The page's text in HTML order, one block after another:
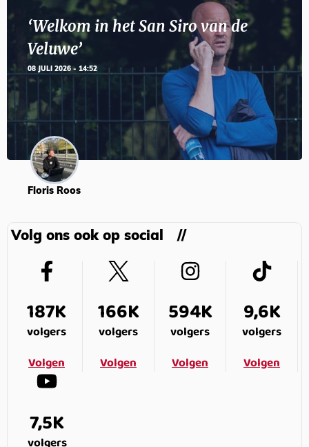
‘Welkom in het San Siro van de
Veluwe’
08 JULI 2026 - 14:52
Floris Roos
Volg ons ook op social
187K
volgers
Volgen
166K
volgers
Volgen
594K
volgers
Volgen
9,6K
volgers
Volgen
7,5K
volgers